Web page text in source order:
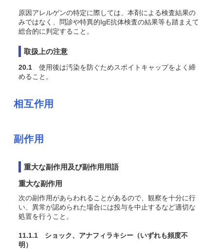
原因アレルゲンの特定に際しては、本剤による検査結果の
みではなく、問診や特異的IgE抗体検査の結果等も踏まえて
総合的に判定すること。
取扱上の注意
20.1 使用後は汚染を防ぐためスポイトキャップをよく締
めること。
相互作用
副作用
重大な副作用及び副作用用語
重大な副作用
次の副作用があらわれることがあるので、観察を十分に行
い、異常が認められた場合には投与を中止するなど適切な
処置を行うこと。
11.1.1 ショック、アナフィラキシー （いずれも頻度不
明）